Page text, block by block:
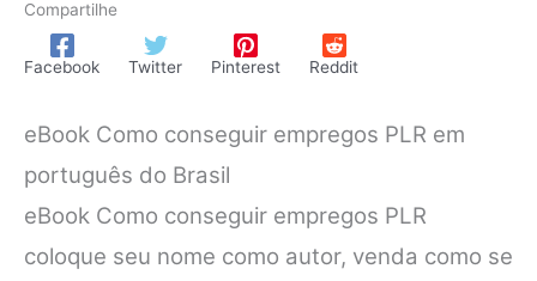
Compartilhe
Facebook Twitter Pinterest Reddit
eBook Como conseguir empregos PLR em
português do Brasil
eBook Como conseguir empregos PLR
coloque seu nome como autor, venda como se